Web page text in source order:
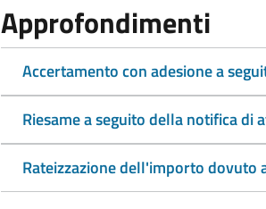
Approfondimenti
Accertamento con adesione a
Riesame a seguito della notifica
Rateizzazione dell'importo dovuto